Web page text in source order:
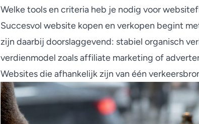
Welke tools en criteria heb je nodig voor
Succesvol website kopen en verkopen begint
zijn daarbij doorslaggevend: stabiel organisch
verdienmodel zoals affiliate marketing of
Websites die afhankelijk zijn van één